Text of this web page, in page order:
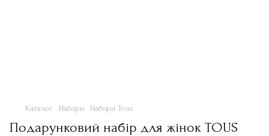
Каталог Набори Набори Tous
Подарунковий набір для жінок TOUS